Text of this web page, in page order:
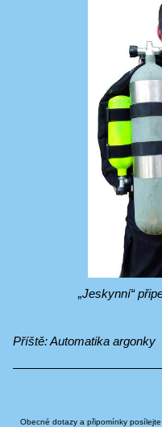
„Jeskynní“
Příště: Automatika argonky
Obecné dotazy a připomínky posílejte